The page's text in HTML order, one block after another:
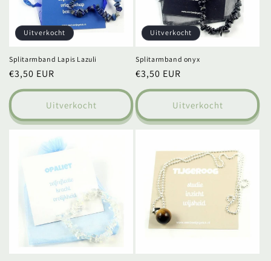
Uitverkocht
Splitarmband Lapis Lazuli
Normale
prijs
€3,50 EUR
Uitverkocht
Uitverkocht
Splitarmband onyx
Normale
prijs
€3,50 EUR
Uitverkocht